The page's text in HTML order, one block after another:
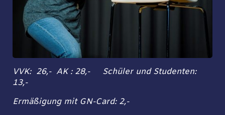
VVK: 26,- AK : 28,- Schüler und Studenten:
13,-
Ermäßigung mit GN-Card: 2,-